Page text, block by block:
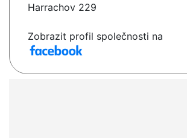
Harrachov 229
Zobrazit profil společnosti na